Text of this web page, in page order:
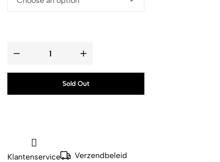
Sold Out
Klantenservice Verzendbeleid